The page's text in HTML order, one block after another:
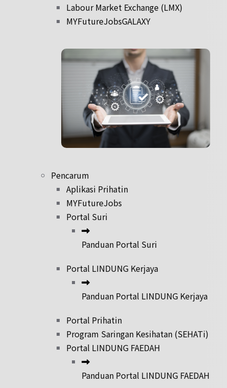
Labour Market Exchange (LMX)
MYFutureJobsGALAXY
Pencarum
Aplikasi Prihatin
MYFutureJobs
Portal Suri
Panduan Portal Suri
Portal LINDUNG Kerjaya
Panduan Portal LINDUNG Kerjaya
Portal Prihatin
Program Saringan Kesihatan (SEHATi)
Portal LINDUNG FAEDAH
Panduan Portal LINDUNG FAEDAH